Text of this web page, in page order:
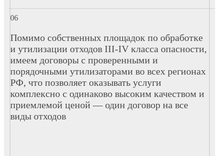
Помимо собственных площадок по обработке
и утилизации отходов III-IV класса опасности,
имеем договоры с проверенными и
порядочными утилизаторами во всех регионах
РФ, что позволяет оказывать услуги
комплексно с одинаково высоким качеством и
приемлемой ценой — один договор на все
виды отходов